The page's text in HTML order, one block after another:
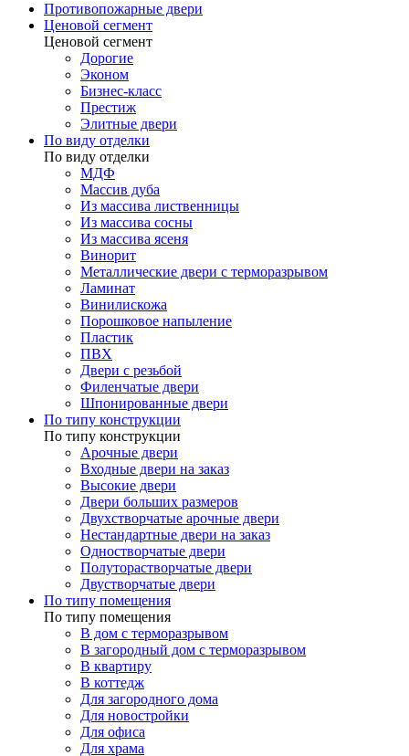
Противопожарные двери
Ценовой сегмент
Ценовой сегмент
Дорогие
Эконом
Бизнес-класс
Престиж
Элитные двери
По виду отделки
По виду отделки
МДФ
Массив дуба
Из массива лиственницы
Из массива сосны
Из массива ясеня
Винорит
Металлические двери с терморазрывом
Ламинат
Винилискожа
Порошковое напыление
Пластик
ПВХ
Двери с резьбой
Филенчатые двери
Шпонированные двери
По типу конструкции
По типу конструкции
Арочные двери
Входные двери на заказ
Высокие двери
Двери больших размеров
Двухстворчатые арочные двери
Нестандартные двери на заказ
Одностворчатые двери
Полуторастворчатые двери
Двустворчатые двери
По типу помещения
По типу помещения
В дом с терморазрывом
В загородный дом с терморазрывом
В квартиру
В коттедж
Для загородного дома
Для новостройки
Для офиса
Для храма